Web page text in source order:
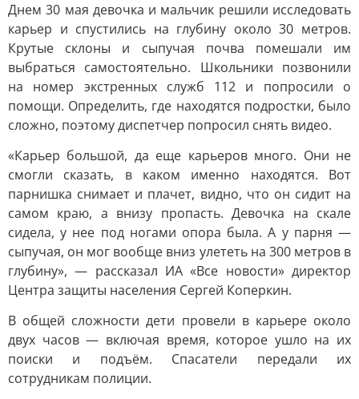
Днем 30 мая девочка и мальчик решили исследовать
карьер и спустились на глубину около 30 метров.
Крутые склоны и сыпучая почва помешали им
выбраться самостоятельно. Школьники позвонили
на номер экстренных служб 112 и попросили о
помощи. Определить, где находятся подростки, было
сложно, поэтому диспетчер попросил снять видео.
«Карьер большой, да еще карьеров много. Они не
смогли сказать, в каком именно находятся. Вот
парнишка снимает и плачет, видно, что он сидит на
самом краю, а внизу пропасть. Девочка на скале
сидела, у нее под ногами опора была. А у парня —
сыпучая, он мог вообще вниз улететь на 300 метров в
глубину», — рассказал ИА «Все новости» директор
Центра защиты населения Сергей Коперкин.
В общей сложности дети провели в карьере около
двух часов — включая время, которое ушло на их
поиски и подъём. Спасатели передали их
сотрудникам полиции.